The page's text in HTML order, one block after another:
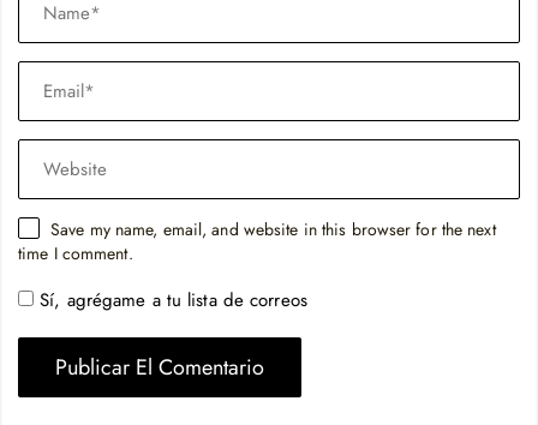
Save my name, email, and website in this browser for the next
time I comment.
Sí, agrégame a tu lista de correos